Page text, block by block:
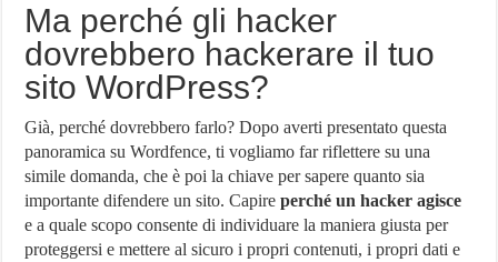
Ma perché gli hacker
dovrebbero hackerare il tuo
sito WordPress?
Già, perché dovrebbero farlo? Dopo averti presentato questa
panoramica su Wordfence, ti vogliamo far riflettere su una
simile domanda, che è poi la chiave per sapere quanto sia
importante difendere un sito. Capireperché un hacker agisce
e a quale scopo consente di individuare la maniera giusta per
proteggersi e mettere al sicuro i propri contenuti, i propri dati e